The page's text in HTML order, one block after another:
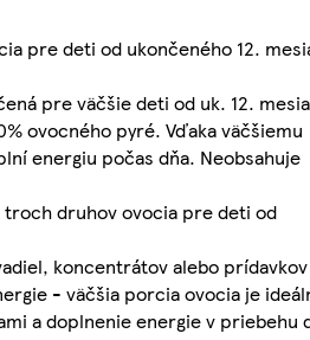
pre deti od ukončeného 12.
pre väčšie deti od uk. 12.
ovocného pyré. Vďaka väčšiemu
energiu počas dňa. Neobsahuje
troch druhov ovocia pre deti od
koncentrátov alebo prídavkov
- väčšia porcia ovocia je
a doplnenie energie v priebehu